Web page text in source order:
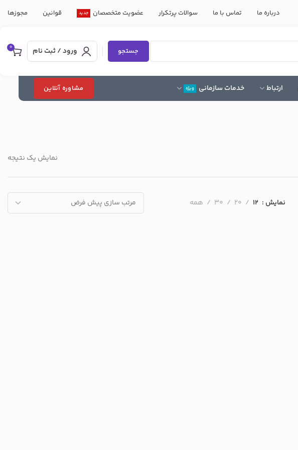
درباره ما تماس با ما سوالات پرتکرار عضویت متخصصان جدید قوانین مجوزها
جستجو ورود / ثبت نام 0
ارتباط خدمات سازمانی ویژه مشاوره آنلاین
نمایش یک نتیجه
نمایش 12
20
30 همه